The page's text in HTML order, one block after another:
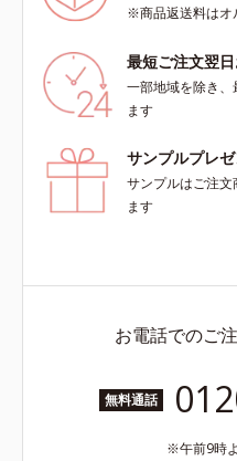
※商品返送料はオ
最短ご注文翌
一部地域を除き
ます
サンプルプレ
サンプルはご注
ます
お電話でのご
無料通話
午前9時